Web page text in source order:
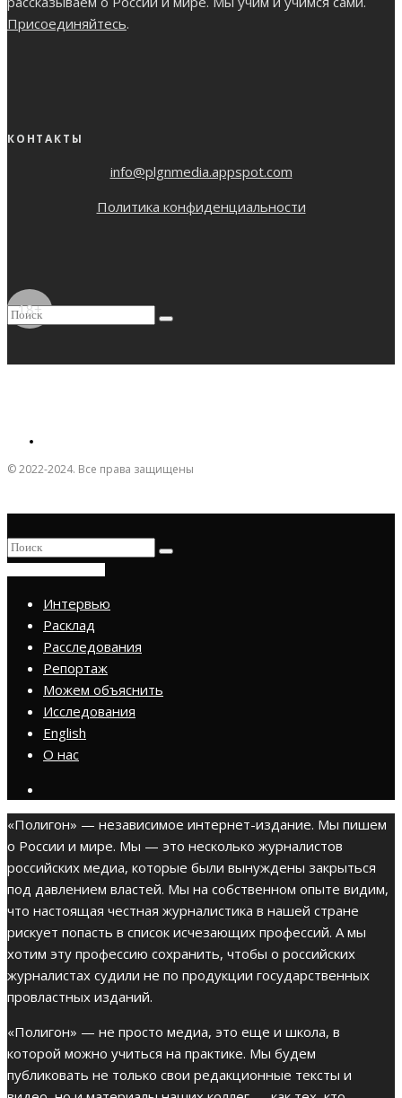
Присоединяйтесь.
КОНТАКТЫ
info@plgnmedia.appspot.com
Политика конфиденциальности
18+
© 2022-2024. Все права защищены
Интервью
Расклад
Расследования
Репортаж
Можем объяснить
Исследования
English
О нас
«Полигон» — независимое интернет-издание. Мы пишем
о России и мире. Мы — это несколько журналистов
российских медиа, которые были вынуждены закрыться
под давлением властей. Мы на собственном опыте видим,
что настоящая честная журналистика в нашей стране
рискует попасть в список исчезающих профессий. А мы
хотим эту профессию сохранить, чтобы о российских
журналистах судили не по продукции государственных
провластных изданий.
«Полигон» — не просто медиа, это еще и школа, в
которой можно учиться на практике. Мы будем
публиковать не только свои редакционные тексты и